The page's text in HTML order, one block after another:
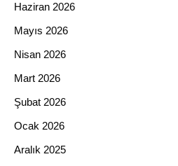
Haziran 2026
Mayıs 2026
Nisan 2026
Mart 2026
Şubat 2026
Ocak 2026
Aralık 2025